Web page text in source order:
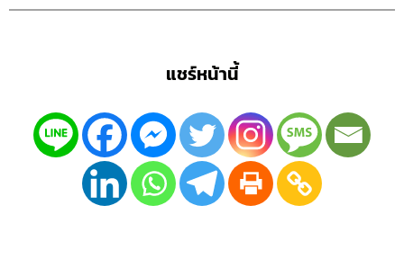
แชร์หน้านี้